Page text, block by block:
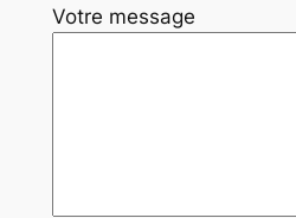
Votre message